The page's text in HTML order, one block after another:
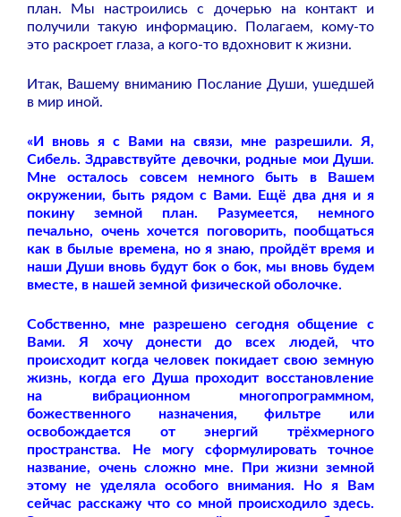
план. Мы настроились с дочерью на контакт и
получили такую информацию. Полагаем, кому-то
это раскроет глаза, а кого-то вдохновит к жизни.
Итак, Вашему вниманию Послание Души, ушедшей
в мир иной.
«И вновь я с Вами на связи, мне разрешили. Я,
Сибель. Здравствуйте девочки, родные мои Души.
Мне осталось совсем немного быть в Вашем
окружении, быть рядом с Вами. Ещё два дня и я
покину земной план. Разумеется, немного
печально, очень хочется поговорить, пообщаться
как в былые времена, но я знаю, пройдёт время и
наши Души вновь будут бок о бок, мы вновь будем
вместе, в нашей земной физической оболочке.
Собственно, мне разрешено сегодня общение с
Вами. Я хочу донести до всех людей, что
происходит когда человек покидает свою земную
жизнь, когда его Душа проходит восстановление
на вибрационном многопрограммном,
божественного назначения, фильтре или
освобождается от энергий трёхмерного
пространства. Не могу сформулировать точное
название, очень сложно мне. При жизни земной
этому не уделяла особого внимания. Но я Вам
сейчас расскажу что со мной происходило здесь.